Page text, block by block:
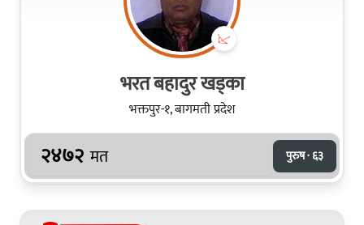
भरत बहादुर खड्का
भक्तपुर-१, बागमती प्रदेश
२४७२ मत पुरुष · ६३